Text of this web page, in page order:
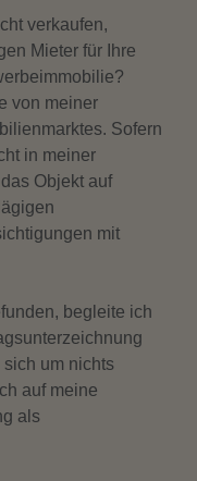
verkaufen,
Mieter für Ihre
von meiner
Sofern
in meiner
Objekt auf
mit
begleite ich
um nichts
auf meine
als